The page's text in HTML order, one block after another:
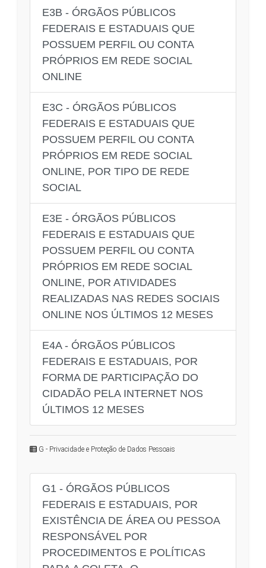
E3B - ÓRGÃOS PÚBLICOS
FEDERAIS E ESTADUAIS QUE
POSSUEM PERFIL OU CONTA
PRÓPRIOS EM REDE SOCIAL
ONLINE
E3C - ÓRGÃOS PÚBLICOS
FEDERAIS E ESTADUAIS QUE
POSSUEM PERFIL OU CONTA
PRÓPRIOS EM REDE SOCIAL
ONLINE, POR TIPO DE REDE
SOCIAL
E3E - ÓRGÃOS PÚBLICOS
FEDERAIS E ESTADUAIS QUE
POSSUEM PERFIL OU CONTA
PRÓPRIOS EM REDE SOCIAL
ONLINE, POR ATIVIDADES
REALIZADAS NAS REDES SOCIAIS
ONLINE NOS ÚLTIMOS 12 MESES
E4A - ÓRGÃOS PÚBLICOS
FEDERAIS E ESTADUAIS, POR
FORMA DE PARTICIPAÇÃO DO
CIDADÃO PELA INTERNET NOS
ÚLTIMOS 12 MESES
G - Privacidade e Proteção de Dados Pessoais
G1 - ÓRGÃOS PÚBLICOS
FEDERAIS E ESTADUAIS, POR
EXISTÊNCIA DE ÁREA OU PESSOA
RESPONSÁVEL POR
PROCEDIMENTOS E POLÍTICAS